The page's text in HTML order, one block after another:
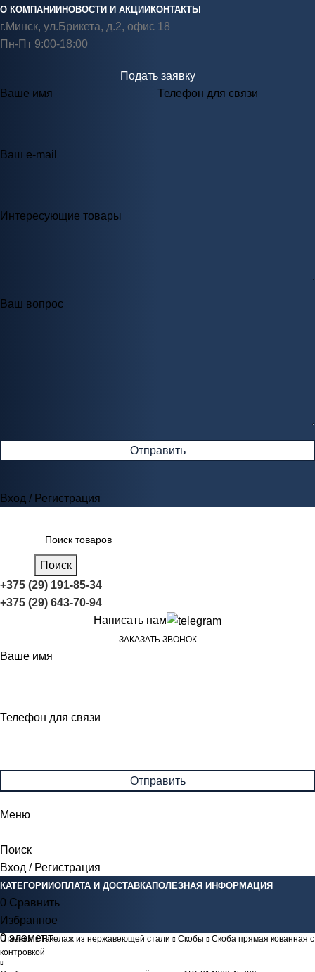
О КОМПАНИИ НОВОСТИ И АКЦИИ КОНТАКТЫ
г.Минск, ул.Брикета, д.2, офис 18
Пн-Пт 9:00-18:00
Подать заявку
Ваше имя
Телефон для связи
Ваш e-mail
Интересующие товары
Ваш вопрос
Вход / Регистрация
Поиск
+375 (29) 191-85-34
+375 (29) 643-70-94
Написать нам
ЗАКАЗАТЬ ЗВОНОК
Ваше имя
Телефон для связи
Меню
Поиск
Вход / Регистрация
КАТЕГОРИИОПЛАТА И ДОСТАВКАПОЛЕЗНАЯ ИНФОРМАЦИЯ
0 Сравнить
Избранное
0элемент 0Br
Главная Такелаж из нержавеющей стали Скобы
Скоба прямая кованная с
контровкой